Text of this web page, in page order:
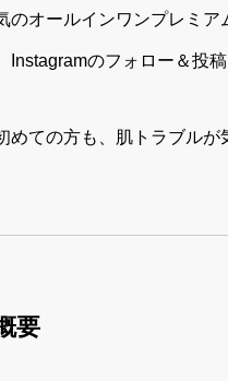
のオールインワンプレミ
Instagramのフォロー＆投
めての方も、肌トラブル
要